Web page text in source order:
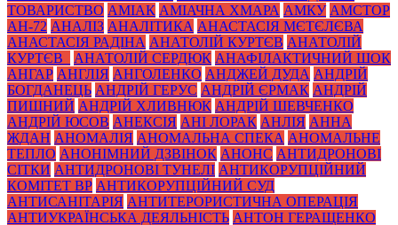
ТОВАРИСТВО АМІАК АМІАЧНА ХМАРА АМКУ АМСТОР
АН-72 АНАЛІЗ АНАЛІТИКА АНАСТАСІЯ МЄТЄЛЄВА
АНАСТАСІЯ РАДІНА АНАТОЛІЙ КУРТЄВ АНАТОЛІЙ
КУРТЄВ_
АНАТОЛІЙ СЕРДЮК АНАФІЛАКТИЧНИЙ ШОК
АНГАР АНГЛІЯ АНГОЛЕНКО АНДЖЕЙ ДУДА АНДРІЙ
БОГДАНЕЦЬ АНДРІЙ ГЕРУС АНДРІЙ ЄРМАК АНДРІЙ
ПИШНИЙ АНДРІЙ ХЛИВНЮК АНДРІЙ ШЕВЧЕНКО
АНДРІЙ ЮСОВ АНЕКСІЯ АНІ ЛОРАК АНЛІЯ АННА
ЖДАН АНОМАЛІЯ АНОМАЛЬНА СПЕКА АНОМАЛЬНЕ
ТЕПЛО АНОНІМНИЙ ДЗВІНОК АНОНС АНТИДРОНОВІ
СІТКИ АНТИДРОНОВІ ТУНЕЛІ АНТИКОРУПЦІЙНИЙ
КОМІТЕТ ВР АНТИКОРУПЦІЙНИЙ СУД
АНТИСАНІТАРІЯ АНТИТЕРОРИСТИЧНА ОПЕРАЦІЯ
АНТИУКРАЇНСЬКА ДЕЯЛЬНІСТЬ АНТОН ГЕРАЩЕНКО